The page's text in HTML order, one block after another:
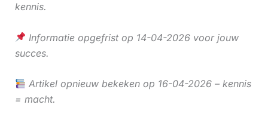
kennis.
Informatie opgefrist op 14-04-2026 voor jouw
succes.
Artikel opnieuw bekeken op 16-04-2026 – kennis
= macht.